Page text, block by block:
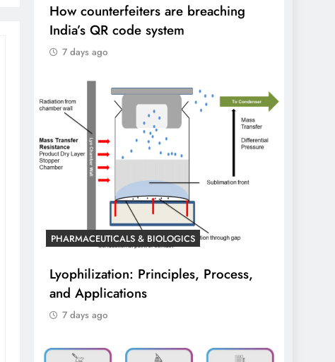
How counterfeiters are breaching
India’s QR code system
7 days ago
PHARMACEUTICALS & BIOLOGICS
Lyophilization: Principles, Process,
and Applications
7 days ago